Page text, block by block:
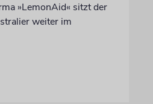
»LemonAid« sitzt der
weiter im